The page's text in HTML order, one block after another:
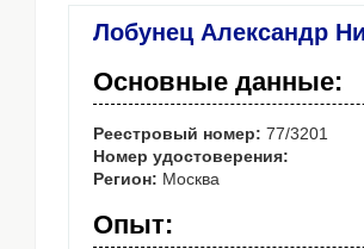
Лобунец Александр
Основные данные:
Реестровый номер: 77/3201
Номер удостоверения:
Регион: Москва
Опыт: